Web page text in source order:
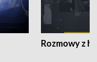
Rozmowy z